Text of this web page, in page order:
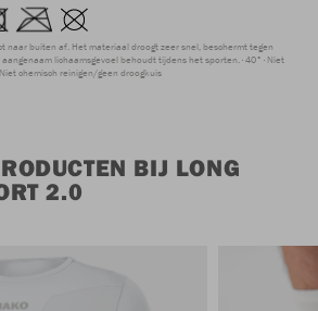
naar buiten af. Het materiaal droogt zeer snel, beschermt tegen
lichaamsgevoel behoudt tijdens het sporten. 40° Niet
Niet chemisch reinigen/geen droogkuis
BIJ LONG
2.0